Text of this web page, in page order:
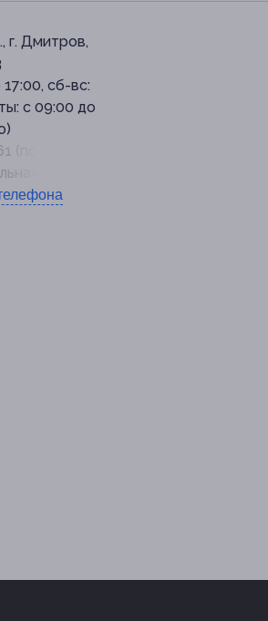
г. Дмитров,
сб-вс:
с 09:00 до
(по общим
АТС))